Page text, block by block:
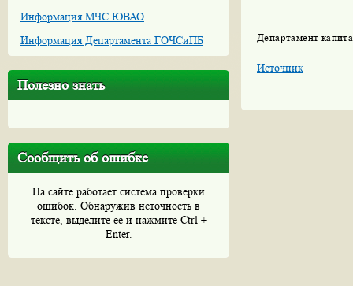
Информация МЧС ЮВАО
Информация Департамента ГОЧСиПБ
Полезно знать
Сообщить об ошибке
На сайте работает система проверки
ошибок. Обнаружив неточность в
тексте, выделите ее и нажмите Ctrl +
Enter.
Департамент
Источник